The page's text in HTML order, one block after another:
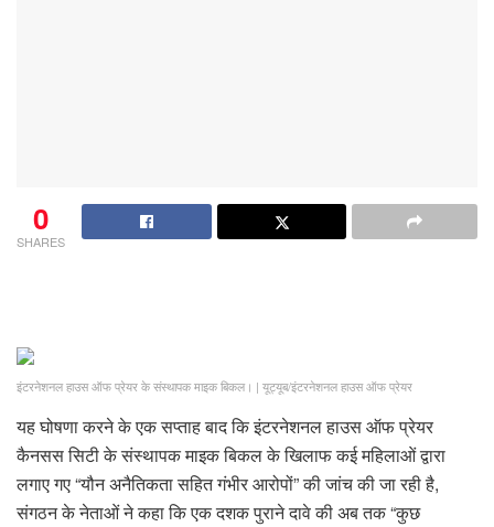
0
SHARES
इंटरनेशनल हाउस ऑफ प्रेयर के संस्थापक माइक बिकल। | यूट्यूब/इंटरनेशनल हाउस ऑफ प्रेयर
यह घोषणा करने के एक सप्ताह बाद कि इंटरनेशनल हाउस ऑफ प्रेयर
कैनसस सिटी के संस्थापक माइक बिकल के खिलाफ कई महिलाओं द्वारा
लगाए गए “यौन अनैतिकता सहित गंभीर आरोपों” की जांच की जा रही है,
संगठन के नेताओं ने कहा कि एक दशक पुराने दावे की अब तक “कुछ